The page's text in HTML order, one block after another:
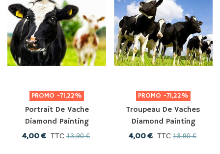
PROMO -71,22%
Portrait De Vache
Diamond Painting
4,00 € TTC 13,90 €
PROMO -71,22%
Troupeau De Vaches
Diamond Painting
4,00 € TTC 13,90 €